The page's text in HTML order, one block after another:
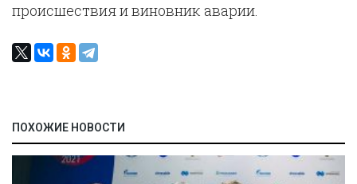
происшествия и виновник аварии.
ПОХОЖИЕ НОВОСТИ